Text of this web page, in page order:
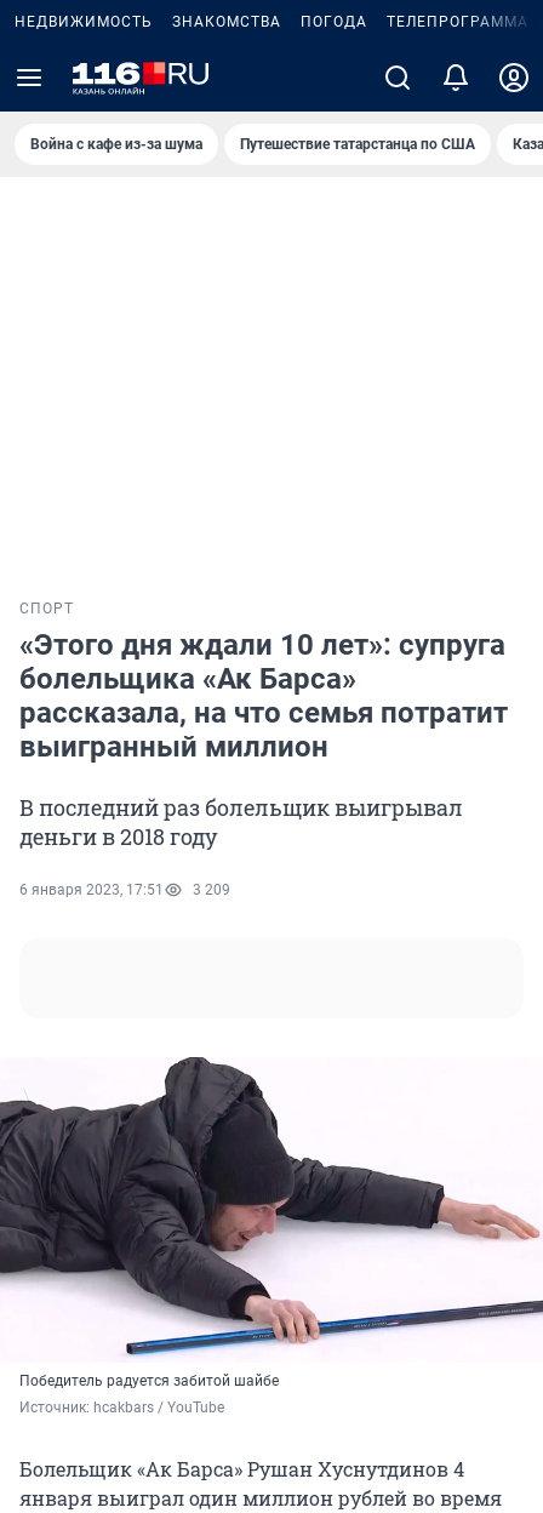
НЕДВИЖИМОСТЬ ЗНАКОМСТВА ПОГОДА ТЕЛЕПРОГРАММА
Война с кафе из-за шума Путешествие татарстанца по США
СПОРТ
«Этого дня ждали 10 лет»: супруга
болельщика «Ак Барса»
рассказала, на что семья потратит
выигранный миллион
В последний раз болельщик выигрывал
деньги в 2018 году
6 января 2023, 17:51 3 209
Победитель радуется забитой шайбе
Источник: hcakbars / YouTube
Болельщик «Ак Барса» Рушан Хуснутдинов 4
января выиграл один миллион рублей во время